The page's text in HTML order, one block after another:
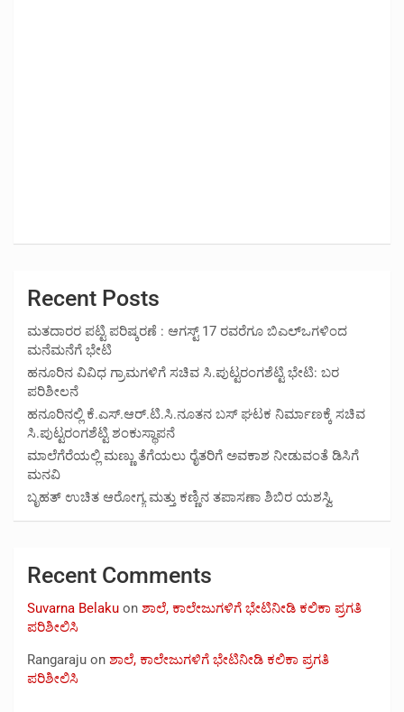
Recent Posts
ಮತದಾರರ ಪಟ್ಟಿ ಪರಿಷ್ಕರಣೆ : ಆಗಸ್ಟ್ 17 ರವರೆಗೂ ಬಿಎಲ್‍ಒಗಳಿಂದ
ಮನೆಮನೆಗೆ ಭೇಟಿ
ಹನೂರಿನ ವಿವಿಧ ಗ್ರಾಮಗಳಿಗೆ ಸಚಿವ ಸಿ.ಪುಟ್ಟರಂಗಶೆಟ್ಟಿ ಭೇಟಿ: ಬರ
ಪರಿಶೀಲನೆ
ಹನೂರಿನಲ್ಲಿ ಕೆ.ಎಸ್.ಆರ್.ಟಿ.ಸಿ.ನೂತನ ಬಸ್ ಘಟಕ ನಿರ್ಮಾಣಕ್ಕೆ ಸಚಿವ
ಸಿ.ಪುಟ್ಟರಂಗಶೆಟ್ಟಿ ಶಂಕುಸ್ಥಾಪನೆ
ಮಾಲೆಗೆರೆಯಲ್ಲಿ ಮಣ್ಣು ತೆಗೆಯಲು ರೈತರಿಗೆ ಅವಕಾಶ ನೀಡುವಂತೆ ಡಿಸಿಗೆ
ಮನವಿ
ಬೃಹತ್ ಉಚಿತ ಆರೋಗ್ಯ ಮತ್ತು ಕಣ್ಣಿನ ತಪಾಸಣಾ ಶಿಬಿರ ಯಶಸ್ವಿ
Recent Comments
Suvarna Belaku on ಶಾಲೆ, ಕಾಲೇಜುಗಳಿಗೆ ಭೇಟಿನೀಡಿ ಕಲಿಕಾ ಪ್ರಗತಿ
ಪರಿಶೀಲಿಸಿ
Rangaraju on ಶಾಲೆ, ಕಾಲೇಜುಗಳಿಗೆ ಭೇಟಿನೀಡಿ ಕಲಿಕಾ ಪ್ರಗತಿ
ಪರಿಶೀಲಿಸಿ